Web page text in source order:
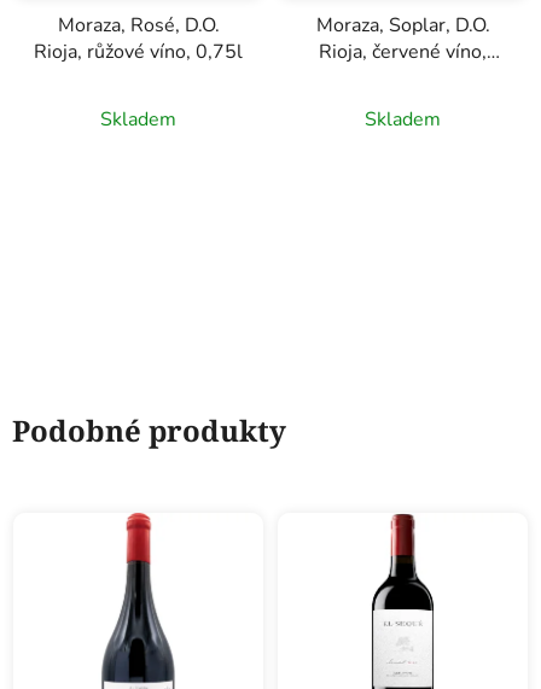
Moraza, Rosé, D.O.
Rioja, růžové víno, 0,75l
Skladem
Moraza, Soplar, D.O.
Rioja, červené víno,
Skladem
Podobné produkty